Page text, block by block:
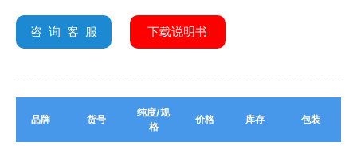
咨 询 客 服 下载说明书
品牌 货号
纯度/规
格
价格 库存 包装